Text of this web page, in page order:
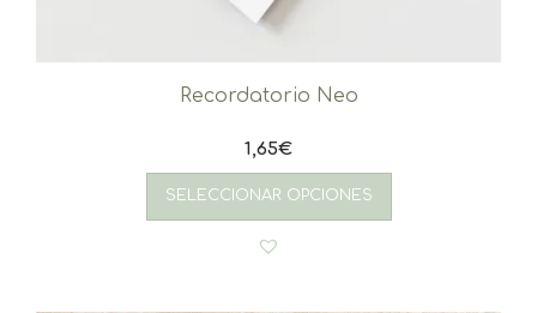
Recordatorio Neo
1,65€
SELECCIONAR OPCIONES